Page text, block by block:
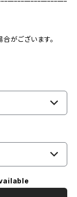
がございます。